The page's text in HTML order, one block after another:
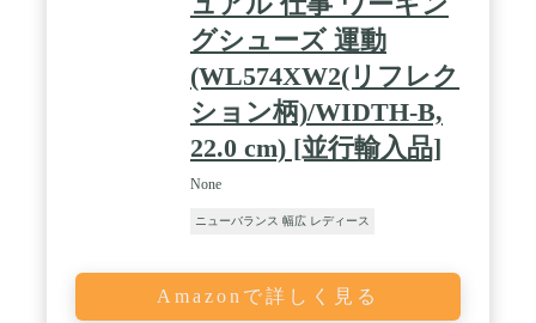
グシューズ 運動
(WL574XW2(リフレク
ション柄)/WIDTH-B,
22.0 cm) [並行輸入品]
None
ニューバランス 幅広 レディース
Amazonで詳しく見る